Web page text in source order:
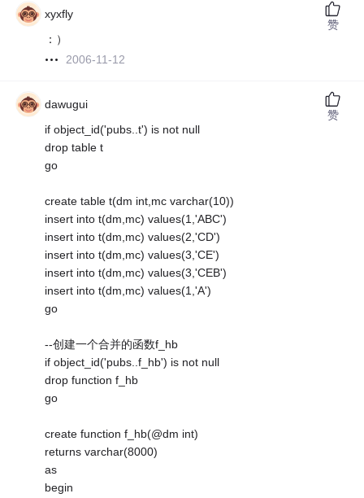
xyxfly
：）
2006-11-12
赞
dawugui
if object_id('pubs..t') is not null
drop table t
go
create table t(dm int,mc varchar(10))
insert into t(dm,mc) values(1,'ABC')
insert into t(dm,mc) values(2,'CD')
insert into t(dm,mc) values(3,'CE')
insert into t(dm,mc) values(3,'CEB')
insert into t(dm,mc) values(1,'A')
go
--创建一个合并的函数f_hb
if object_id('pubs..f_hb') is not null
drop function f_hb
go
create function f_hb(@dm int)
returns varchar(8000)
as
begin
赞